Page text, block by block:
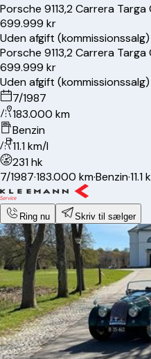
Porsche 9113,2 Carrera
699.999 kr
Uden afgift (kommissionssalg)
Porsche 9113,2 Carrera
699.999 kr
Uden afgift (kommissionssalg)
7/1987
183.000 km
Benzin
11.1 km/l
231 hk
7/1987·183.000 km·Benzin·11.1
Ring nu Skriv til sælger